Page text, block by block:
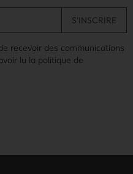
recevoir des communications
lu la politique de